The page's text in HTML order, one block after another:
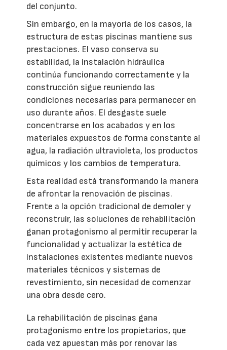
del conjunto.
Sin embargo, en la mayoría de los casos, la
estructura de estas piscinas mantiene sus
prestaciones. El vaso conserva su
estabilidad, la instalación hidráulica
continúa funcionando correctamente y la
construcción sigue reuniendo las
condiciones necesarias para permanecer en
uso durante años. El desgaste suele
concentrarse en los acabados y en los
materiales expuestos de forma constante al
agua, la radiación ultravioleta, los productos
químicos y los cambios de temperatura.
Esta realidad está transformando la manera
de afrontar la renovación de piscinas.
Frente a la opción tradicional de demoler y
reconstruir, las soluciones de rehabilitación
ganan protagonismo al permitir recuperar la
funcionalidad y actualizar la estética de
instalaciones existentes mediante nuevos
materiales técnicos y sistemas de
revestimiento, sin necesidad de comenzar
una obra desde cero.
La rehabilitación de piscinas gana
protagonismo entre los propietarios, que
cada vez apuestan más por renovar las